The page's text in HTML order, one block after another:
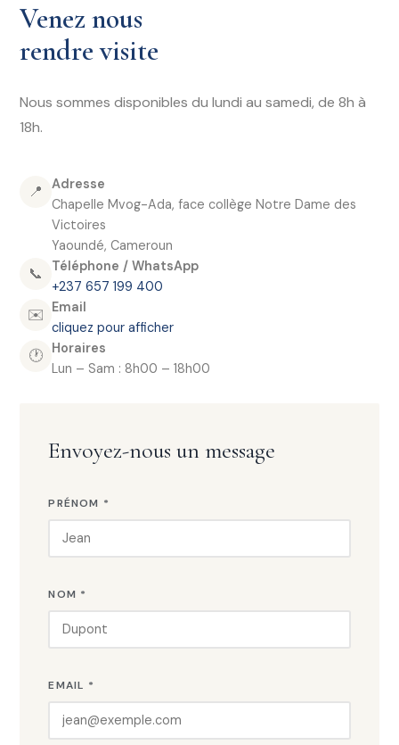
Venez nous
rendre visite
Nous sommes disponibles du lundi au samedi, de 8h à
18h.
📍
Adresse
Chapelle Mvog-Ada, face collège Notre Dame des
Victoires
Yaoundé, Cameroun
📞
Téléphone / WhatsApp
+237 657 199 400
✉️
Email
cliquez pour afficher
🕐
Horaires
Lun – Sam : 8h00 – 18h00
Envoyez-nous un message
PRÉNOM *
NOM *
EMAIL *